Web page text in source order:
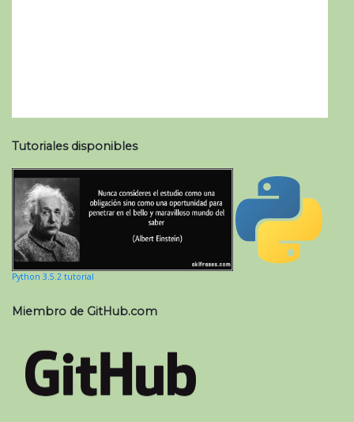
Tutoriales disponibles
Python 3.5.2 tutorial
Miembro de GitHub.com